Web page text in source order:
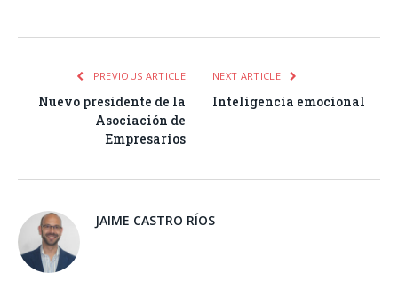
PREVIOUS ARTICLE
Nuevo presidente de la
Asociación de
Empresarios
NEXT ARTICLE
Inteligencia emocional
JAIME CASTRO RÍOS